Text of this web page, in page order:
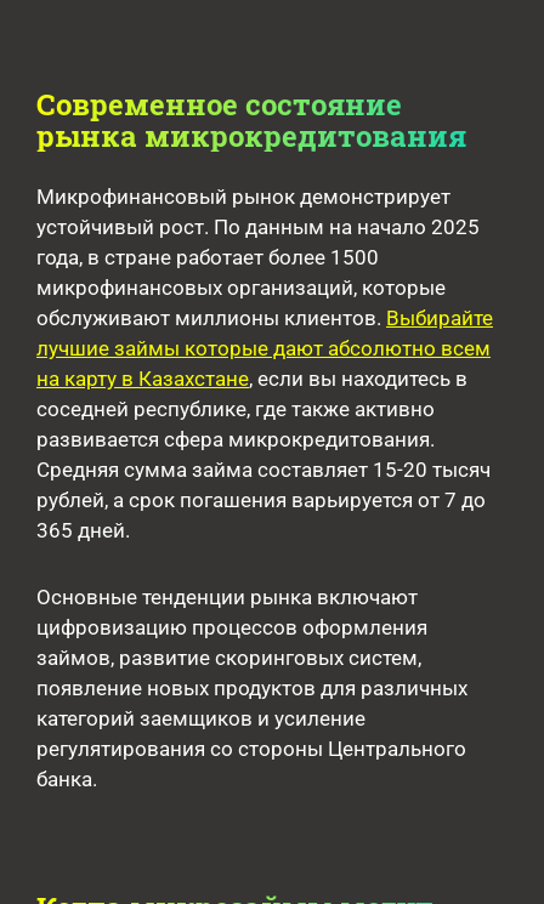
Современное состояние
рынка микрокредитования
Микрофинансовый рынок демонстрирует
устойчивый рост. По данным на начало 2025
года, в стране работает более 1500
микрофинансовых организаций, которые
обслуживают миллионы клиентов. Выбирайте
лучшие займы которые дают абсолютно всем
на карту в Казахстане, если вы находитесь в
соседней республике, где также активно
развивается сфера микрокредитования.
Средняя сумма займа составляет 15-20 тысяч
рублей, а срок погашения варьируется от 7 до
365 дней.
Основные тенденции рынка включают
цифровизацию процессов оформления
займов, развитие скоринговых систем,
появление новых продуктов для различных
категорий заемщиков и усиление
регулятирования со стороны Центрального
банка.